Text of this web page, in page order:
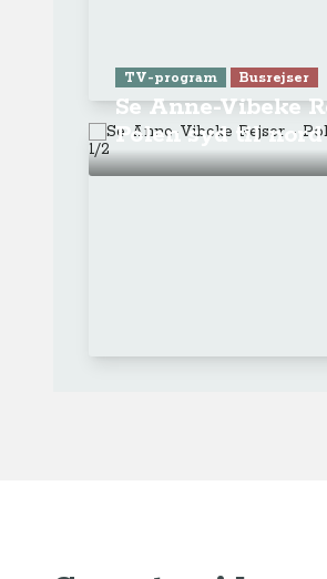
TV-program Busrejser
Se Anne-Vibeke
Polen syd til nord